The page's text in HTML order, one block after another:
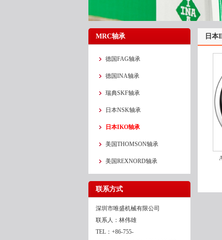
MRC轴承
德国FAG轴承
德国INA轴承
瑞典SKF轴承
日本NSK轴承
日本IKO轴承
美国THOMSON轴承
美国REXNORD轴承
联系方式
深圳市唯盛机械有限公司
联系人：林伟雄
TEL：+86-755-
日本